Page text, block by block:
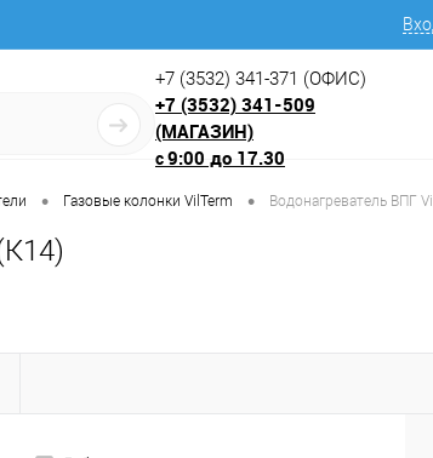
+7 (3532) 341-371 (ОФИС)
+7 (3532) 341-509
(МАГАЗИН)
с9:00 до 17.30
• Газовые колонки VilTerm • Водонагреватель ВПГ